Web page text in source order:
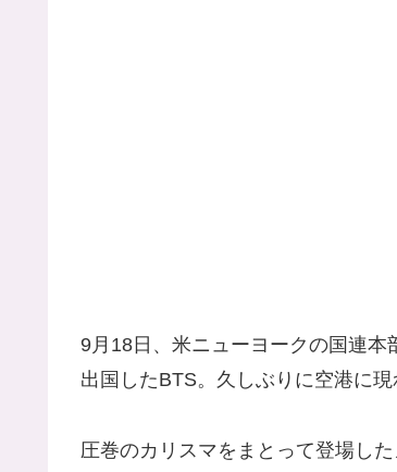
9月18日、米ニューヨークの国連本
出国したBTS。久しぶりに空港に
圧巻のカリスマをまとって登場し